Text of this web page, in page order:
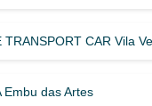
TRANSPORT CAR Vila
Embu das Artes